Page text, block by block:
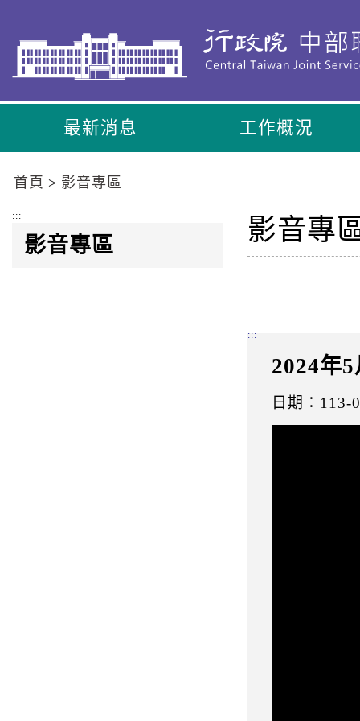
內
容
To
Center
最新消息 工作概況
首頁 影音專區
:::
影音專區 影音專
2024年
日期：113-
:::